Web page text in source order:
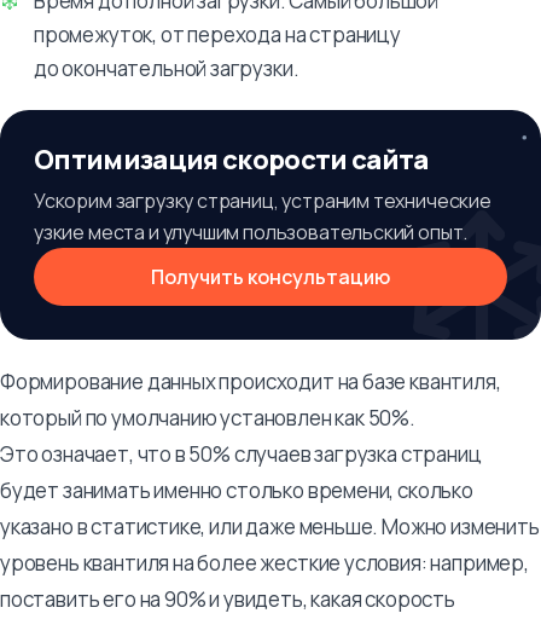
промежуток, от перехода на страницу
до окончательной загрузки.
Оптимизация скорости сайта
Ускорим загрузку страниц, устраним технические
узкие места и улучшим пользовательский опыт.
Получить консультацию
Формирование данных происходит на базе квантиля,
который по умолчанию установлен как 50%.
Это означает, что в 50% случаев загрузка страниц
будет занимать именно столько времени, сколько
указано в статистике, или даже меньше. Можно изменить
уровень квантиля на более жесткие условия: например,
поставить его на 90% и увидеть, какая скорость